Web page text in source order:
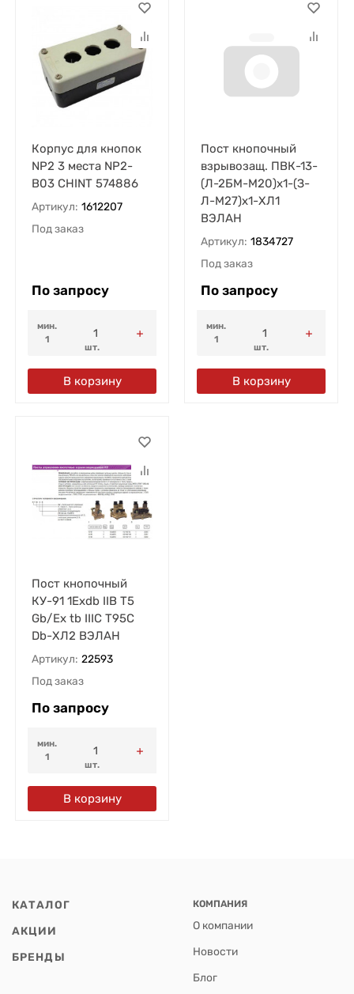
Корпус для кнопок
NP2 3 места NP2-
B03 CHINT 574886
Артикул: 1612207
Под заказ
По запросу
мин.
1
шт.
В корзину
Пост кнопочный
взрывозащ. ПВК-13-
(Л-2БМ-М20)х1-(З-
Л-М27)х1-ХЛ1
ВЭЛАН
Артикул: 1834727
Под заказ
По запросу
мин.
1
шт.
В корзину
Пост кнопочный
КУ-91 1Exdb IIB T5
Gb/Ex tb IIIC T95C
Db-ХЛ2 ВЭЛАН
Артикул: 22593
Под заказ
По запросу
мин.
1
шт.
В корзину
КАТАЛОГ
АКЦИИ
БРЕНДЫ
КОМПАНИЯ
О компании
Новости
Блог